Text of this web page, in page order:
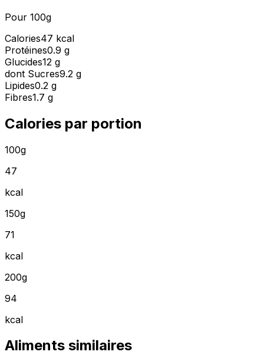
Pour 100g
Calories47 kcal
Protéines0.9 g
Glucides12 g
dont Sucres9.2 g
Lipides0.2 g
Fibres1.7 g
Calories par portion
100g
47
kcal
150g
71
kcal
200g
94
kcal
Aliments similaires